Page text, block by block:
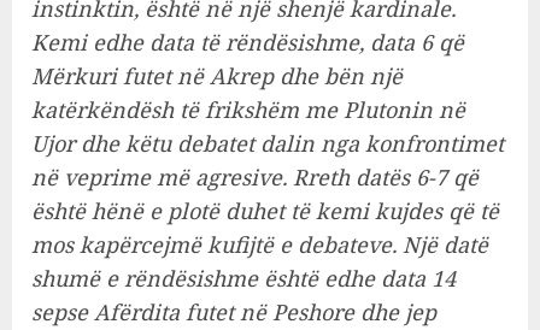
instinktin, është në një shenjë kardinale.
Kemi edhe data të rëndësishme, data 6 që
Mërkuri futet në Akrep dhe bën një
katërkëndësh të frikshëm me Plutonin në
Ujor dhe këtu debatet dalin nga konfrontimet
në veprime më agresive. Rreth datës 6-7 që
është hënë e plotë duhet të kemi kujdes që të
mos kapërcejmë kufijtë e debateve. Një datë
shumë e rëndësishme është edhe data 14
sepse Afërdita futet në Peshore dhe jep